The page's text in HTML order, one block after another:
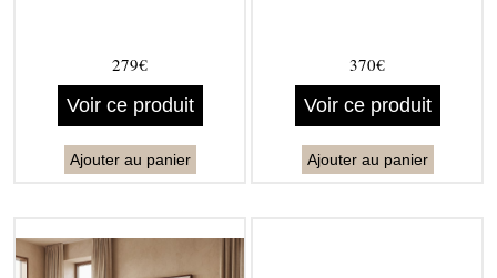
279€
Voir ce produit
Ajouter au panier
370€
Voir ce produit
Ajouter au panier